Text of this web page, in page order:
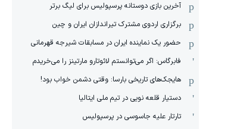
آخرین بازی دوستانه پرسپولیس برای لیگ برتر
برگزاری اردوی مشترک تیراندازان ایران و چین
حضور یک نماینده ایران در مسابقات شیرجه قهرمانی
فابرگاس: اگر می‌توانستم لائوتارو مارتینز را می‌خریدم
هایجک‌های تاریخی بارسا: وقتی دشمن خواب بود!
دستیار قلعه نویی در تیم ملی ایتالیا
تارتار علیه جاسوسی در پرسپولیس